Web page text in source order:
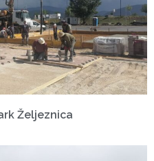
Željeznica